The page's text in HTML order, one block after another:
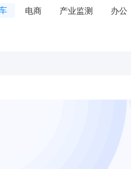
电商 产业监测 办公